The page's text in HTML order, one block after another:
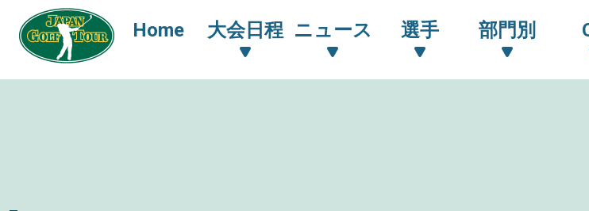
Home 大会日程 ニュース 選手 部門別